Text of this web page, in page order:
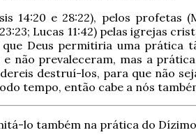
14:20 e 28:22), pelos profetas
Lucas 11:42) pelas igrejas
Deus permitiria uma prática
não prevaleceram, mas a
destruí-los, para que não
tempo, então cabe a nós
lo também na prática do